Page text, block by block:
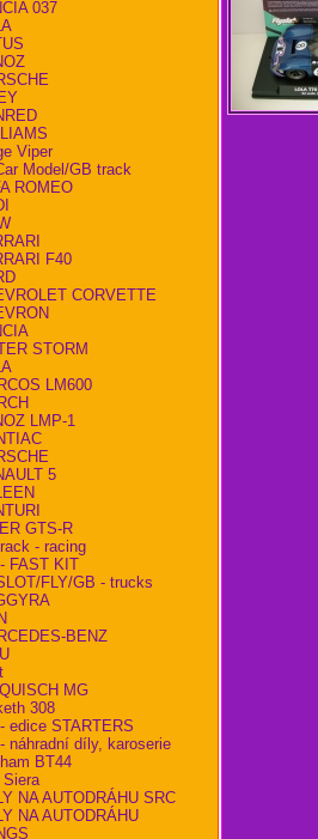
037
Viper
Model/GB track
ROMEO
F40
CORVETTE
STORM
LM600
LMP-1
5
GTS-R
- racing
FAST KIT
FLY/GB - trucks
BENZ
MG
308
edice STARTERS
náhradní díly, karoserie
BT44
Siera
NA AUTODRÁHU SRC
NA AUTODRÁHU